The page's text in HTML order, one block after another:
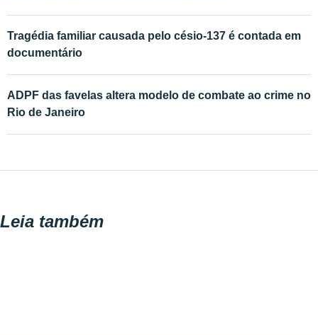
Tragédia familiar causada pelo césio-137 é contada em
documentário
ADPF das favelas altera modelo de combate ao crime no
Rio de Janeiro
Leia também